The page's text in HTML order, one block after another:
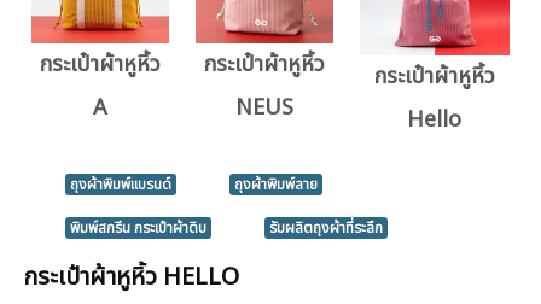
กระเป๋าผ้าหูหิ้ว
A
กระเป๋าผ้าหูหิ้ว
NEUS
กระเป๋าผ้าหูหิ้ว
Hello
ถุงผ้าพิมพ์แบรนด์
ถุงผ้าพิมพ์ลาย
พิมพ์สกรีน กระเป๋าผ้าดิบ
รับผลิตถุงผ้าที่ระลึก
กระเป๋าผ้าหูหิ้ว HELLO